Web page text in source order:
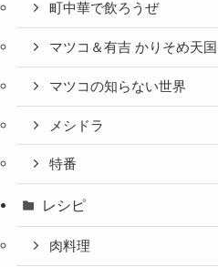
町中華で飲ろうぜ
マツコ＆有吉 かりそめ天国
マツコの知らない世界
メシドラ
特番
レシピ
肉料理